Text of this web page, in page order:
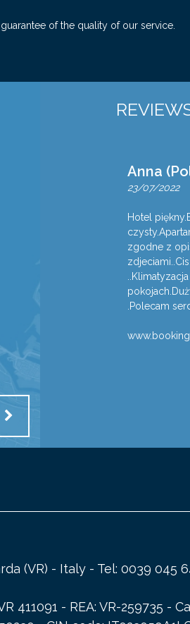
of the quality of our service.
Anna
23/07/2022
Hotel
zgodne z
.Polecam
(VR) - Italy - Tel: 0039 045
- REA: VR-259735 -